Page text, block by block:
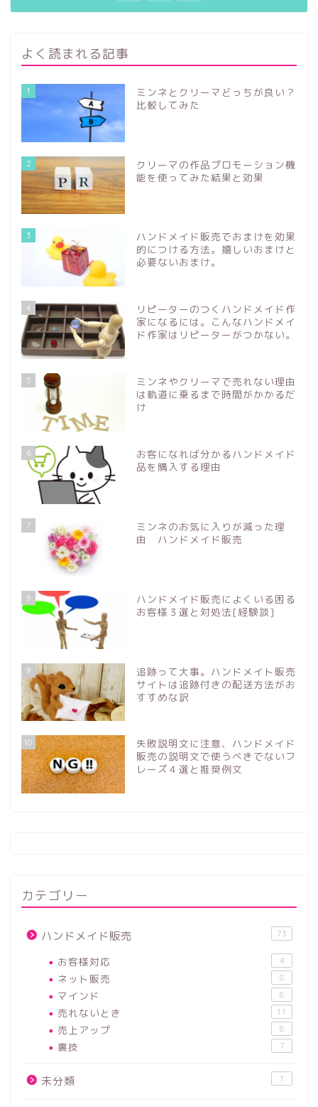
よく読まれる記事
1
ミンネとクリーマどっちが良い？
比較してみた
2
クリーマの作品プロモーション機
能を使ってみた結果と効果
3
ハンドメイド販売でおまけを効果
的につける方法。嬉しいおまけと
必要ないおまけ。
4
リピーターのつくハンドメイド作
家になるには。こんなハンドメイ
ド作家はリピーターがつかない。
5
ミンネやクリーマで売れない理由
は軌道に乗るまで時間がかかるだ
け
6
お客になれば分かるハンドメイド
品を購入する理由
7
ミンネのお気に入りが減った理
由 ハンドメイド販売
8
ハンドメイド販売によくいる困る
お客様３選と対処法[経験談]
9
追跡って大事。ハンドメイト販売
サイトは追跡付きの配送方法がお
すすめな訳
10
失敗説明文に注意、ハンドメイド
販売の説明文で使うべきでないフ
レーズ４選と推奨例文
カテゴリー
ハンドメイド販売 73
お客様対応 4
ネット販売 8
マインド 6
売れないとき 11
売上アップ 6
裏技 7
未分類 1